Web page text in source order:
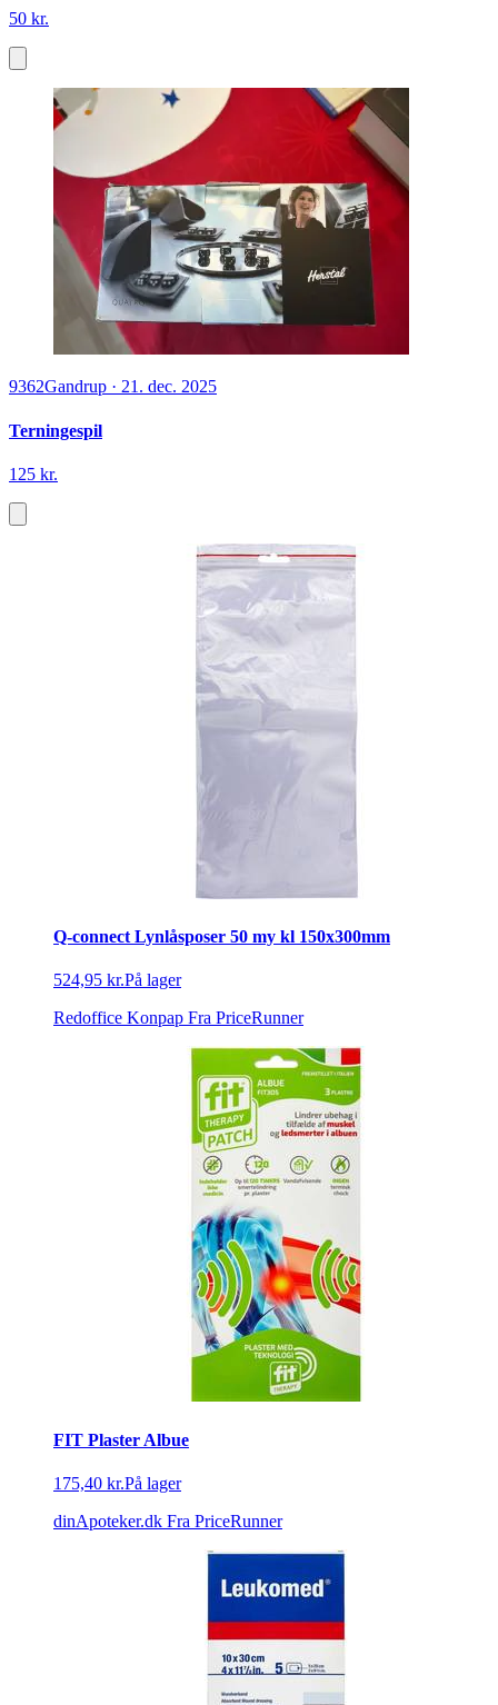
50 kr.
9362Gandrup · 21. dec. 2025
Terningespil
125 kr.
Q-connect Lynlåsposer 50 my kl 150x300mm
524,95 kr.På lager
Redoffice Konpap Fra PriceRunner
FIT Plaster Albue
175,40 kr.På lager
dinApoteker.dk Fra PriceRunner